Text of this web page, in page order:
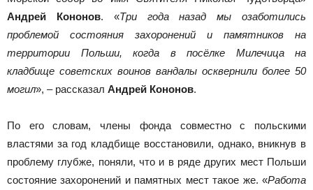
Андрей Кононов. «Три года назад мы озаботились
проблемой состояния захоронений и памятников на
территории Польши, когда в посёлке Милечица на
кладбище советских воинов вандалы осквернили более 50
могил», – рассказал Андрей Кононов.
По его словам, члены фонда совместно с польскими
властями за год кладбище восстановили, однако, вникнув в
проблему глубже, поняли, что и в ряде других мест Польши
состояние захоронений и памятных мест такое же. «Работа